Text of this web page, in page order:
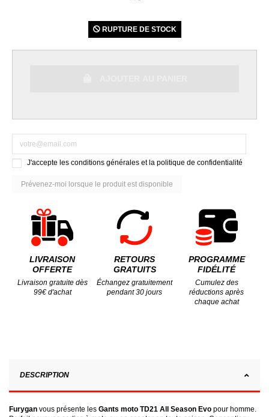
RUPTURE DE STOCK
J'accepte les conditions générales et la politique de confidentialité
LIVRAISON
OFFERTE
Livraison gratuite dès
99€ d'achat
RETOURS
GRATUITS
Échangez gratuitement
pendant 30 jours
PROGRAMME
FIDÉLITÉ
Cumulez des
réductions après
chaque achat
DESCRIPTION
Furygan vous présente les Gants moto TD21 All Season Evo pour homme.